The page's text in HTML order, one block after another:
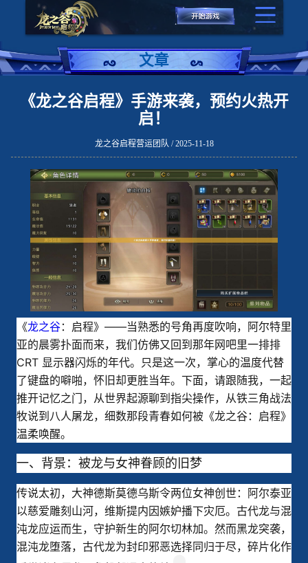
文章
《龙之谷启程》手游来袭，预约火热开
启！
龙之谷启程营运团队 / 2025-11-18
《龙之谷：启程》——当熟悉的号角再度吹响，阿尔特里
亚的晨雾扑面而来，我们仿佛又回到那年网吧里一排排
CRT 显示器闪烁的年代。只是这一次，掌心的温度代替
了键盘的噼啪，怀旧却更胜当年。下面，请跟随我，一起
推开记忆之门，从世界起源聊到指尖操作，从铁三角战法
牧说到八人屠龙，细数那段青春如何被《龙之谷：启程》
温柔唤醒。
一、背景：被龙与女神眷顾的旧梦
传说太初，大神德斯莫德乌斯令两位女神创世：阿尔泰亚
以慈爱雕刻山河，维斯提内因嫉妒播下灾厄。古代龙与混
沌龙应运而生，守护新生的阿尔切林加。然而黑龙突袭，
混沌龙堕落，古代龙为封印邪恶选择同归于尽，碎片化作